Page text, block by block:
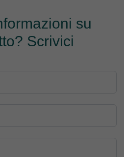
su
Scrivici